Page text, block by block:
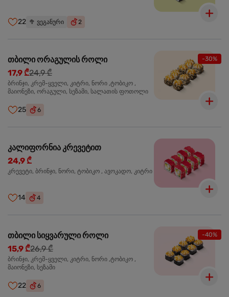
22 🥦 ვეგანური 2
-30%
თბილი ორაგულის როლი
17,9 ₾24,9 ₾
ბრინჯი, კრემ-ყველი, კიტრი, ნორი ,ტობიკო ,
მაიონეზი, ორაგული, სეზამი, სალათის ფოთოლი
25 6
კალიფორნია კრევეტით
24,9 ₾
კრევეტი, ბრინჯი, ნორი, ტობიკო , ავოკადო, კიტრი
14 4
-40%
თბილი სიყვარული როლი
15,9 ₾26,9 ₾
ბრინჯი, კრემ-ყველი, კიტრი, ნორი ,ტობიკო ,
მაიონეზი, სეზამი
22 6